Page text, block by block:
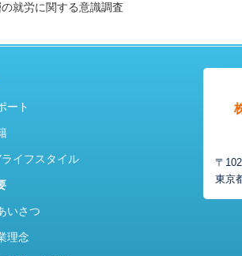
就労に関する意識調査
〒
東京
ート
ライフスタイル
いさつ
理念